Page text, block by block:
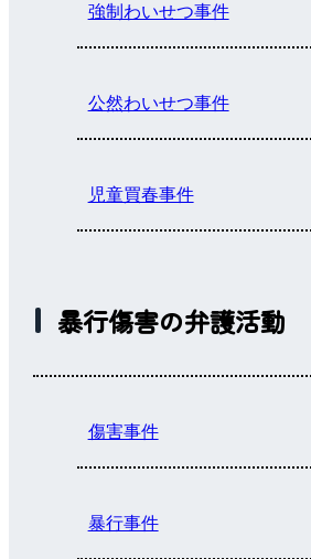
強制わいせつ事件
公然わいせつ事件
児童買春事件
暴行傷害の弁護活動
傷害事件
暴行事件